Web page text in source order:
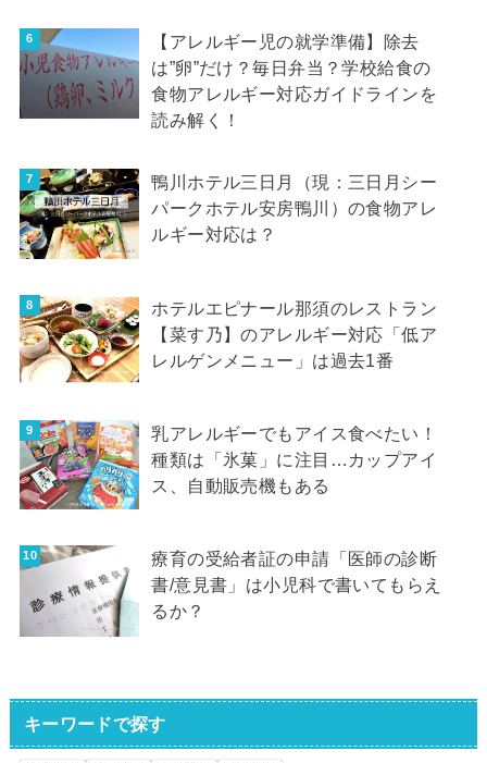
【アレルギー児の就学準備】除去
は”卵”だけ？毎日弁当？学校給食の
食物アレルギー対応ガイドラインを
読み解く！
鴨川ホテル三日月（現：三日月シー
パークホテル安房鴨川）の食物アレ
ルギー対応は？
ホテルエピナール那須のレストラン
【菜す乃】のアレルギー対応「低ア
レルゲンメニュー」は過去1番
乳アレルギーでもアイス食べたい！
種類は「氷菓」に注目…カップアイ
ス、自動販売機もある
療育の受給者証の申請「医師の診断
書/意見書」は小児科で書いてもらえ
るか？
キーワードで探す